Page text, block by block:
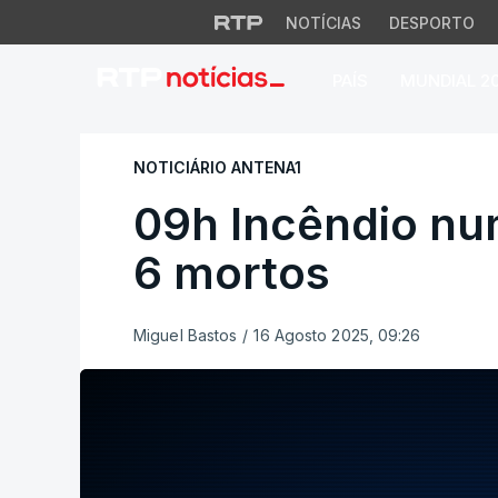
NOTÍCIAS DESPORTO
09h Incêndio
NOTICIÁRIO ANTENA1
09h Incêndio
6 mortos
Miguel Bastos / 16 Agosto 2025, 09:26